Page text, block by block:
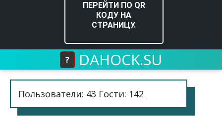
ПЕРЕЙТИ ПО QR
КОДУ НА
СТРАНИЦУ.
? DAHOCK.SU
Пользователи: 43 Гости: 142